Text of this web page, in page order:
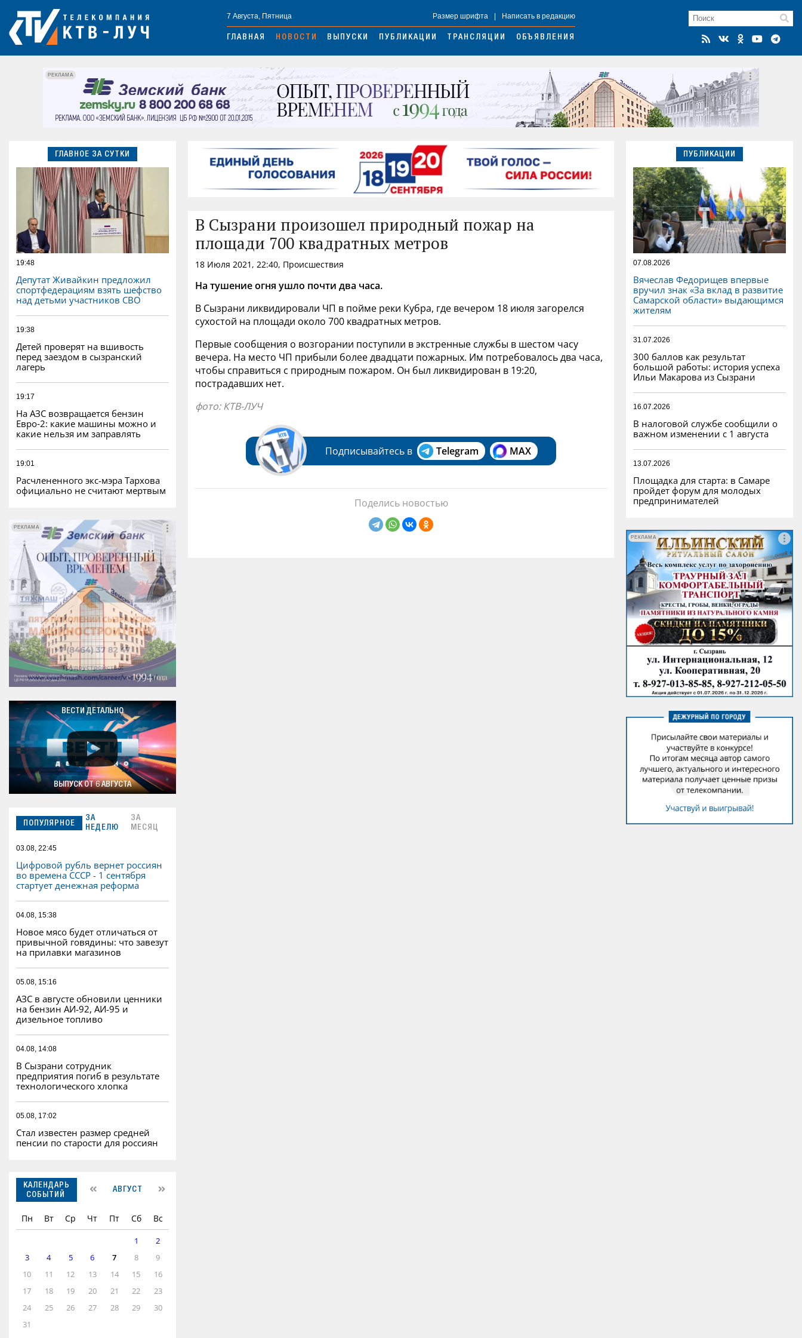
7 Августа, Пятница Размер шрифта Написать в редакцию
ГЛАВНАЯ НОВОСТИ ВЫПУСКИ ПУБЛИКАЦИИ ТРАНСЛЯЦИИ ОБЪЯВЛЕНИЯ
РЕКЛАМА
ГЛАВНОЕ ЗА СУТКИ
19:48
Депутат Живайкин предложил
спортфедерациям взять шефство
над детьми участников СВО
19:38
Детей проверят на вшивость
перед заездом в сызранский
лагерь
19:17
На АЗС возвращается бензин
Евро‑2: какие машины можно и
какие нельзя им заправлять
19:01
Расчлененного экс-мэра Тархова
официально не считают мертвым
РЕКЛАМА
РЕКЛАМА
ВЕСТИ ДЕТАЛЬНО
ВЫПУСК ОТ 6 АВГУСТА
ПОПУЛЯРНОЕ
ЗА
НЕДЕЛЮ
ЗА
МЕСЯЦ
03.08, 22:45
Цифровой рубль вернет россиян
во времена СССР - 1 сентября
стартует денежная реформа
04.08, 15:38
Новое мясо будет отличаться от
привычной говядины: что завезут
на прилавки магазинов
05.08, 15:16
АЗС в августе обновили ценники
на бензин АИ-92, АИ-95 и
дизельное топливо
04.08, 14:08
В Сызрани сотрудник
предприятия погиб в результате
технологического хлопка
05.08, 17:02
Стал известен размер средней
пенсии по старости для россиян
КАЛЕНДАРЬ
СОБЫТИЙ
АВГУСТ
Пн Вт Ср Чт Пт Сб Вс
1
2
3
4 5 6 7 8
9
10
11 12 13 14 15
16
17
18 19 20 21 22
23
24
25 26 27 28 29
30
31
В Сызрани произошел природный пожар на
площади 700 квадратных метров
18 Июля 2021, 22:40, Происшествия
На тушение огня ушло почти два часа.
В Сызрани ликвидировали ЧП в пойме реки Кубра, где вечером 18 июля загорелся
сухостой на площади около 700 квадратных метров.
Первые сообщения о возгорании поступили в экстренные службы в шестом часу
вечера. На место ЧП прибыли более двадцати пожарных. Им потребовалось два часа,
чтобы справиться с природным пожаром. Он был ликвидирован в 19:20,
пострадавших нет.
фото: КТВ-ЛУЧ
Подписывайтесь в Telegram MAX
Поделись новостью
ПУБЛИКАЦИИ
07.08.2026
Вячеслав Федорищев впервые
вручил знак «За вклад в развитие
Самарской области» выдающимся
жителям
31.07.2026
300 баллов как результат
большой работы: история успеха
Ильи Макарова из Сызрани
16.07.2026
В налоговой службе сообщили о
важном изменении с 1 августа
13.07.2026
Площадка для старта: в Самаре
пройдет форум для молодых
предпринимателей
РЕКЛАМА